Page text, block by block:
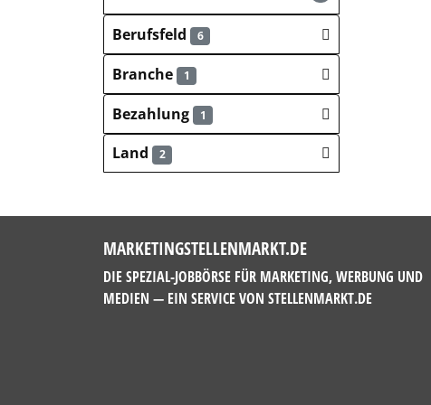
Berufsfeld
6
Branche 1
Bezahlung 1
Land 2
MARKETINGSTELLENMARKT.DE
DIE SPEZIAL-JOBBÖRSE FÜR MARKETING, WERBUNG UND
MEDIEN — EIN SERVICE VON STELLENMARKT.DE